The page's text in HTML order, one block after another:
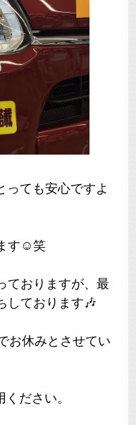
っても安心ですよ
す☺笑
ておりますが、最
しております🎶
お休みとさせてい
ください。